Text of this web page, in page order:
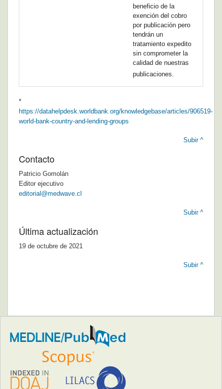
beneficio de la
exención del cobro
por publicación pero
tendrán un
tratamiento expedito
sin comprometer la
calidad de nuestras
publicaciones.
*
https://datahelpdesk.worldbank.org/knowledgebase/articles/906519-
world-bank-country-and-lending-groups
Subir ^
Contacto
Patricio Gomolán
Editor ejecutivo
editorial@medwave.cl
Subir ^
Última actualización
19 de octubre de 2021
Subir ^